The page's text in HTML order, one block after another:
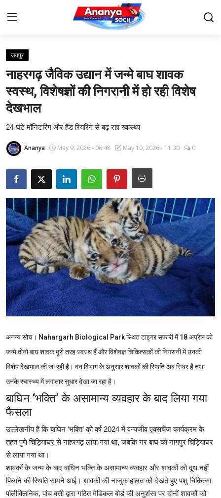
Home
Contact
About Us
राजनीति
मनोरंजन
शिक्षा
राजस्थान
ट्रेंडिंग
Hindi
जयपुर
नाहरगढ़ जैविक उद्यान में जन्मे बाघ शावक
स्वस्थ, विशेषज्ञों की निगरानी में हो रही विशेष
देखभाल
24 घंटे मॉनिटरिंग और हैंड रियरिंग से बढ़ रहा स्वास्थ्य
Ananya May 9, 2026 - 06:48 May 10, 2026 - 11:30 0
अनन्य सोच। Nahargarh Biological Park स्थित टाइगर सफारी में 18 अप्रैल को
जन्मे दोनों बाघ शावक पूरी तरह स्वस्थ हैं और विशेषज्ञ चिकित्सकों की निगरानी में उनकी
विशेष देखभाल की जा रही है। वन विभाग के अनुसार शावकों की स्थिति अब स्थिर है तथा
उनके स्वास्थ्य में लगातार सुधार देखा जा रहा है।
बाघिन ‘भक्ति’ के असामान्य व्यवहार के बाद लिया गया
फैसला
उल्लेखनीय है कि बाघिन ‘भक्ति’ को वर्ष 2024 में वन्यजीव एक्सचेंज कार्यक्रम के
तहत पुणे चिड़ियाघर से नाहरगढ़ लाया गया था, जबकि नर बाघ को नागपुर चिड़ियाघर
से लाया गया था।
शावकों के जन्म के बाद बाघिन भक्ति के असामान्य व्यवहार और शावकों को दूध नहीं
पिलाने की स्थिति सामने आई। शावकों की नाजुक हालत को देखते हुए पशु चिकित्सा
पॉलीक्लिनिक, पांच बत्ती द्वारा गठित मेडिकल बोर्ड की अनुशंसा पर दोनों शावकों को